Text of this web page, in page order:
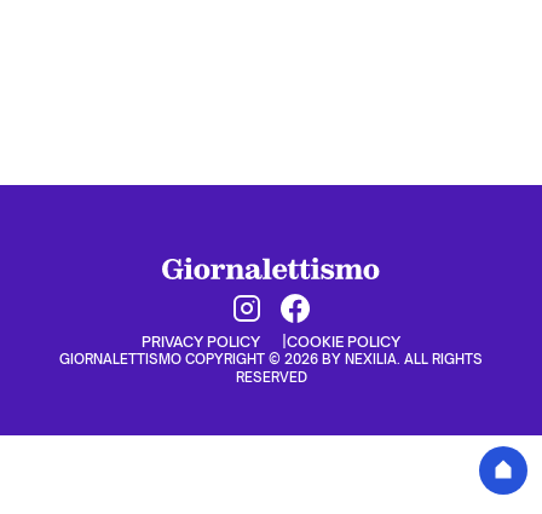
PRIVACY POLICY COOKIE POLICY
GIORNALETTISMO COPYRIGHT © 2026 BY NEXILIA. ALL RIGHTS
RESERVED